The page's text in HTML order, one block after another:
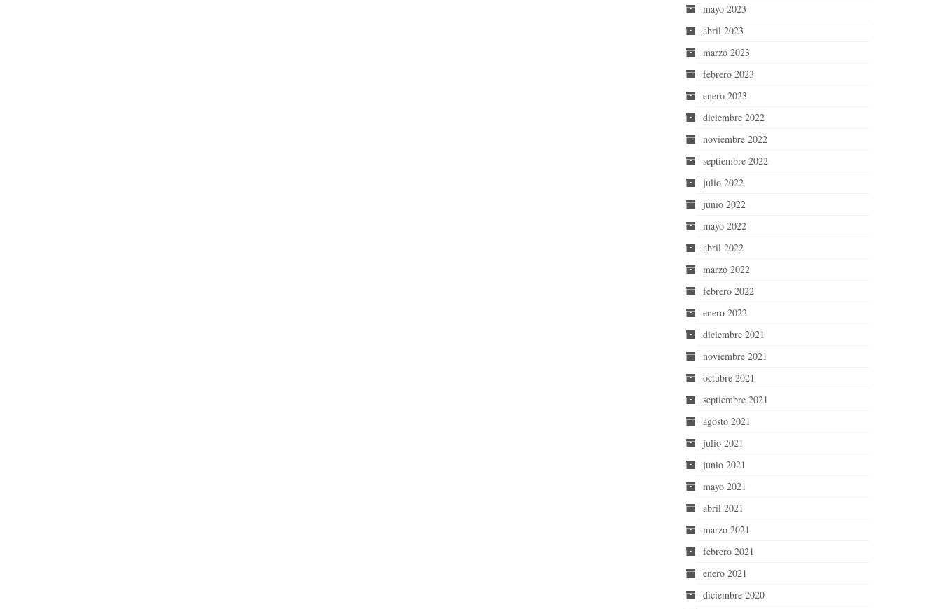
mayo 2023
abril 2023
marzo 2023
febrero 2023
enero 2023
diciembre 2022
noviembre 2022
septiembre 2022
julio 2022
junio 2022
mayo 2022
abril 2022
marzo 2022
febrero 2022
enero 2022
diciembre 2021
noviembre 2021
octubre 2021
septiembre 2021
agosto 2021
julio 2021
junio 2021
mayo 2021
abril 2021
marzo 2021
febrero 2021
enero 2021
diciembre 2020